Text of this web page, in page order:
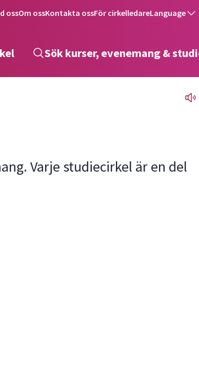
ossOm ossKontakta ossFör cirkelledareLanguage
Sök kurser, evenemang &
Varje studiecirkel är en del